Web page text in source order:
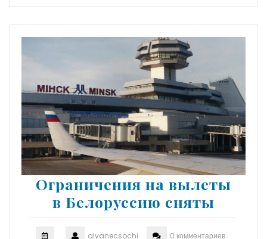
Ограничения на вылеты
в Белоруссию сняты
glyanecsochi 0 комментариев